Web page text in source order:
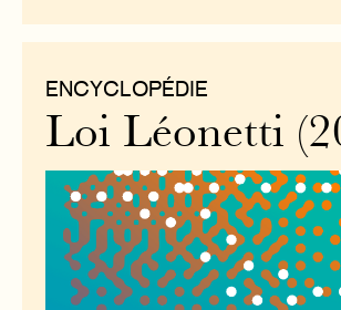
ENCYCLOPÉDIE
Loi Léonetti